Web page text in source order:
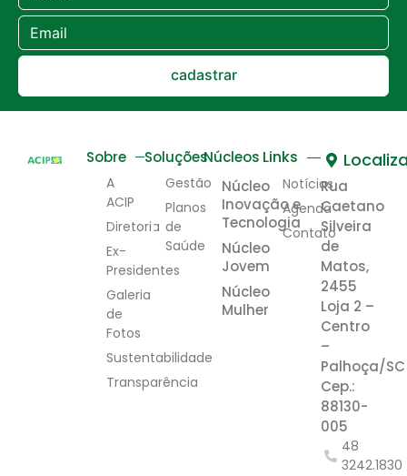
cadastrar
Sobre
A
ACIP
Diretoria
Ex-
Presidentes
Galeria
de
Fotos
Sustentabilidade
Transparência
Soluções
Gestão
Planos
de
Saúde
Núcleos
Núcleo
Inovação e
Tecnologia
Núcleo
Jovem
Núcleo
Mulher
Links
Notícias
Agenda
Contato
Rua
Caetano
Silveira
de
Matos,
2455
Loja 2 –
Centro
–
Palhoça/SC
Cep.:
88130-
005
48
3242.1830